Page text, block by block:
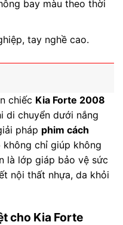
bay màu theo thời
tay nghề cao.
chiếc Kia Forte 2008
di chuyển dưới nắng
pháp phim cách
không chỉ giúp không
là lớp giáp bảo vệ sức
nội thất nhựa, da khỏi
cho Kia Forte